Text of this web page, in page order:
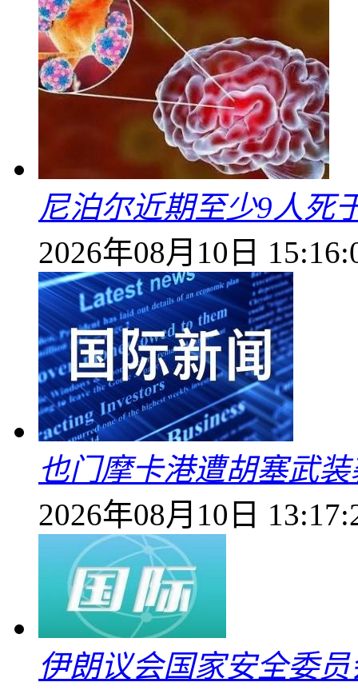
尼泊尔近期至少9人死
2026年08月10日
也门摩卡港遭胡塞武
2026年08月10日
伊朗议会国家安全委